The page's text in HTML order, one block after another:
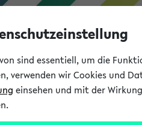
sind essentiell, um die
verwenden wir Cookies und
einsehen und mit der